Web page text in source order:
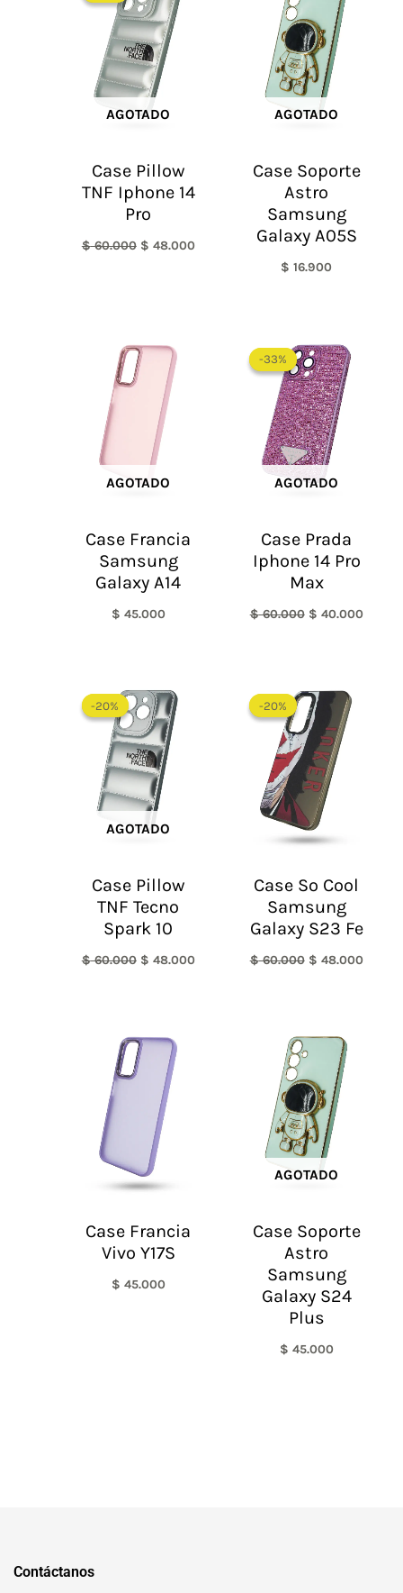
AGOTADO
Case Pillow
TNF Iphone 14
Pro
$60.000
era:
$ 60.000.
$ 48.000
AGOTADO
Case Soporte
Astro
Samsung
Galaxy A05S
$ 16.900
AGOTADO
Case Francia
Samsung
Galaxy A14
$ 45.000
-33%
AGOTADO
-33%
Case Prada
Iphone 14 Pro
Max
$60.000
precio
original
era:
$ 60.000.
$ 40.000
-20%
AGOTADO
-20%
Case Pillow
TNF Tecno
Spark 10
$60.000
precio
original
era:
$ 60.000.
$ 48.000
-20%
-20%
Case So Cool
Samsung
Galaxy S23 Fe
$60.000
precio
original
era:
$ 60.000.
$ 48.000
Case Francia
Vivo Y17S
$ 45.000
AGOTADO
Case Soporte
Astro
Samsung
Galaxy S24
Plus
$ 45.000
Contáctanos